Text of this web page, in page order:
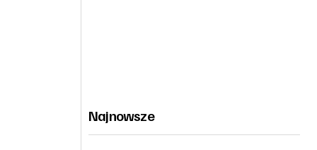
Najnowsze